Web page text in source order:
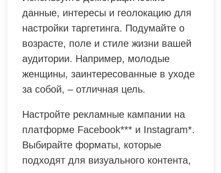
данные, интересы и геолокацию для
настройки таргетинга. Подумайте о
возрасте, поле и стиле жизни вашей
аудитории. Например, молодые
женщины, заинтересованные в уходе
за собой, – отличная цель.
Настройте рекламные кампании на
платформе Facebook*** и Instagram*.
Выбирайте форматы, которые
подходят для визуального контента,